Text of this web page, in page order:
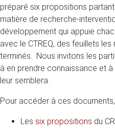
préparé six propositions
matière de recherche-
développement qui appuie
avec le CTREQ, des feuillets
terminés. Nous invitons les
à en prendre connaissance et
leur semblera.
Pour accéder à ces
Les six propositions du